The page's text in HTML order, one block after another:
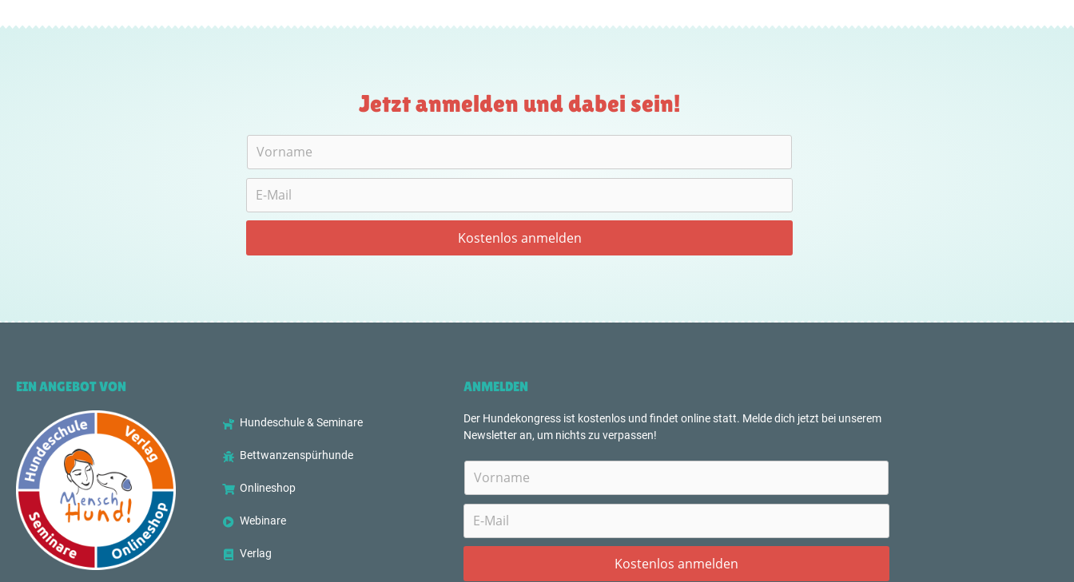
Jetzt anmelden und dabei sein!
EIN ANGEBOT VON
Hundeschule & Seminare
Bettwanzenspürhunde
Onlineshop
Webinare
Verlag
ANMELDEN
Der Hundekongress ist kostenlos und findet online statt. Melde dich jetzt bei unserem
Newsletter an, um nichts zu verpassen!